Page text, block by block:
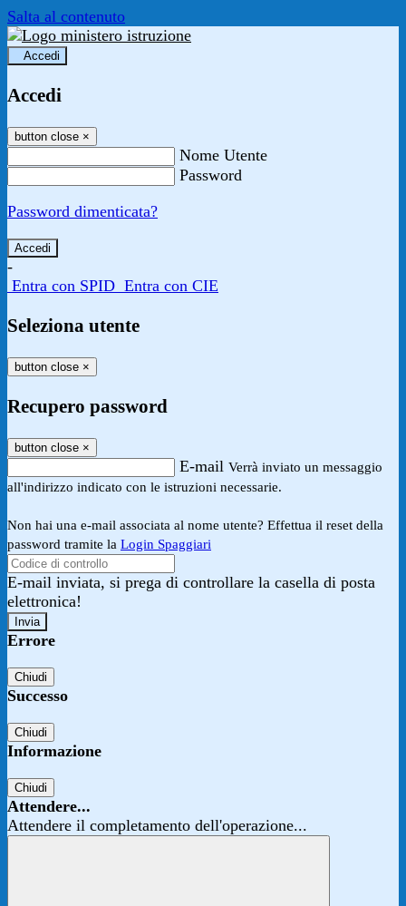
Salta al contenuto
Accedi
Accedi
button close ×
Nome Utente
Password
Password dimenticata?
-
Entra con SPID Entra con CIE
Seleziona utente
button close ×
Recupero password
button close ×
E-mail Verrà inviato un messaggio
all'indirizzo indicato con le istruzioni necessarie.
Non hai una e-mail associata al nome utente? Effettua il reset della
password tramite la Login Spaggiari
E-mail inviata, si prega di controllare la casella di posta
elettronica!
Errore
Chiudi
Successo
Chiudi
Informazione
Chiudi
Attendere...
Attendere il completamento dell'operazione...